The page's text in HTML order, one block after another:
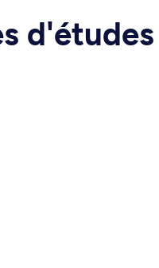
d'études